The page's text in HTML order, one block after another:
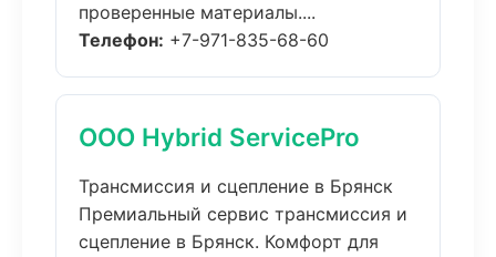
проверенные материалы....
Телефон: +7-971-835-68-60
ООО Hybrid ServicePro
Трансмиссия и сцепление в Брянск
Премиальный сервис трансмиссия и
сцепление в Брянск. Комфорт для